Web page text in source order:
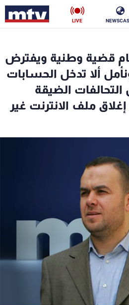
LIVE
قضية وطنية ويفترض
ألا تدخل الحسابات
الضيقة
ملف الانترنت غير
ناس
فن
رياضة
وظائف
تواصل معنا
شروط الإسـتخدام